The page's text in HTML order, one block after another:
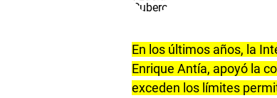
En los últimos años, la
Enrique Antía, apoyó la
exceden los límites